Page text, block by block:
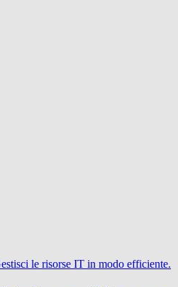
le risorse IT in modo efficiente.